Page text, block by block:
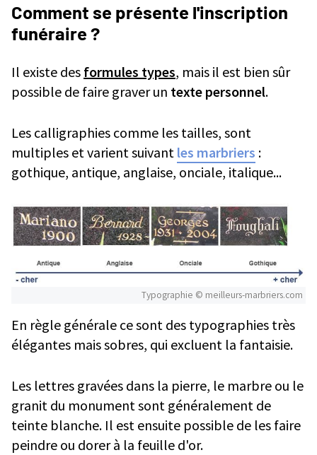
Comment se présente l'inscription
funéraire ?
Il existe des formules types, mais il est bien sûr
possible de faire graver un texte personnel.
Les calligraphies comme les tailles, sont
multiples et varient suivant les marbriers :
gothique, antique, anglaise, onciale, italique...
Typographie © meilleurs-marbriers.com
En règle générale ce sont des typographies très
élégantes mais sobres, qui excluent la fantaisie.
Les lettres gravées dans la pierre, le marbre ou le
granit du monument sont généralement de
teinte blanche. Il est ensuite possible de les faire
peindre ou dorer à la feuille d'or.